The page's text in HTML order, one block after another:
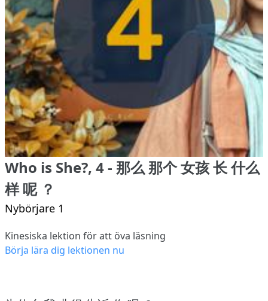
Who is She?, 4 - 那么 那个 女孩 长 什么
样 呢 ？
Nybörjare 1
Kinesiska lektion för att öva läsning
Börja lära dig lektionen nu